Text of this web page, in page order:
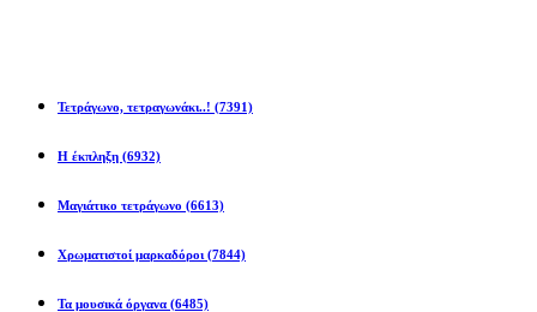
Τετράγωνο, τετραγωνάκι..! (7391)
Η έκπληξη (6932)
Μαγιάτικο τετράγωνο (6613)
Χρωματιστοί μαρκαδόροι (7844)
Τα μουσικά όργανα (6485)